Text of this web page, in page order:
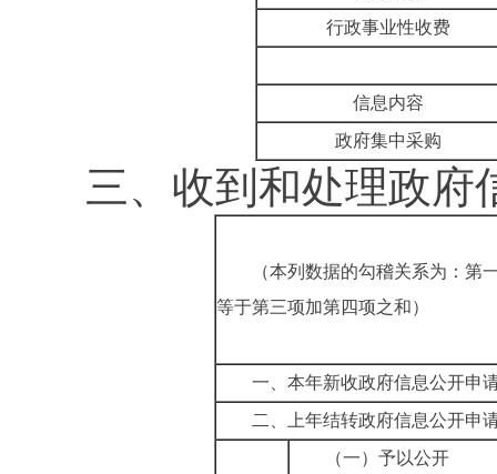
行政事业性收费
信息内容
政府集中采购
三、收到和处理政府
（本列数据的勾稽关系为：第
等于第三项加第四项之和）
一、本年新收政府信息公开申
二、上年结转政府信息公开申
（一）予以公开